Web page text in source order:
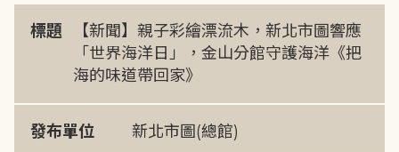
標題
【新聞】親子彩繪漂流木，新北市圖響應
「世界海洋日」，金山分館守護海洋《把
海的味道帶回家》
發布單位 新北市圖(總館)